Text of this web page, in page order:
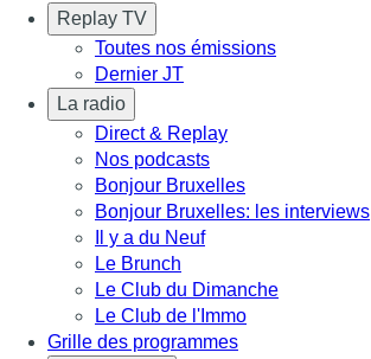
Replay TV
Toutes nos émissions
Dernier JT
La radio
Direct & Replay
Nos podcasts
Bonjour Bruxelles
Bonjour Bruxelles: les interviews
Il y a du Neuf
Le Brunch
Le Club du Dimanche
Le Club de l'Immo
Grille des programmes